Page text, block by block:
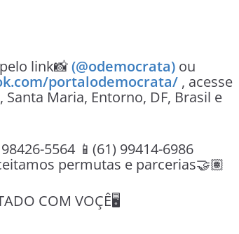
link📸(@odemocrata) ou
portalodemocrata/ , acesse
Maria, Entorno, DF, Brasil e
5564 📱(61) 99414-6986
permutas e parcerias🤝🏽
COM VOÇÊ🖥️